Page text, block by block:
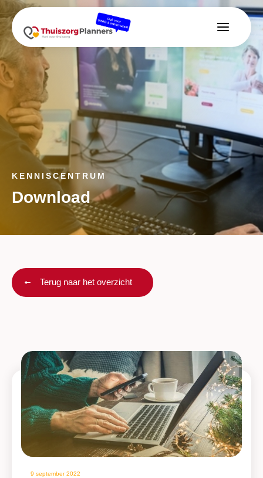
KENNISCENTRUM
Download
Terug naar het overzicht
9 september 2022